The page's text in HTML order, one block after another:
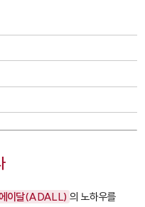
이달(ADALL) 의 노하우를